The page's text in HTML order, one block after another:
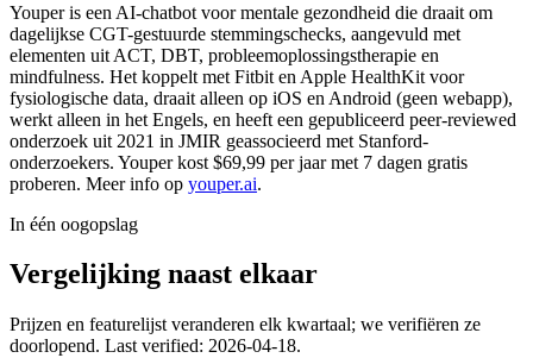
Youper is een AI-chatbot voor mentale gezondheid die draait om
dagelijkse CGT-gestuurde stemmingschecks, aangevuld met
elementen uit ACT, DBT, probleemoplossingstherapie en
mindfulness. Het koppelt met Fitbit en Apple HealthKit voor
fysiologische data, draait alleen op iOS en Android (geen webapp),
werkt alleen in het Engels, en heeft een gepubliceerd peer-reviewed
onderzoek uit 2021 in JMIR geassocieerd met Stanford-
onderzoekers. Youper kost $69,99 per jaar met 7 dagen gratis
proberen. Meer info op youper.ai.
In één oogopslag
Vergelijking naast elkaar
Prijzen en featurelijst veranderen elk kwartaal; we verifiëren ze
doorlopend. Last verified: 2026-04-18.